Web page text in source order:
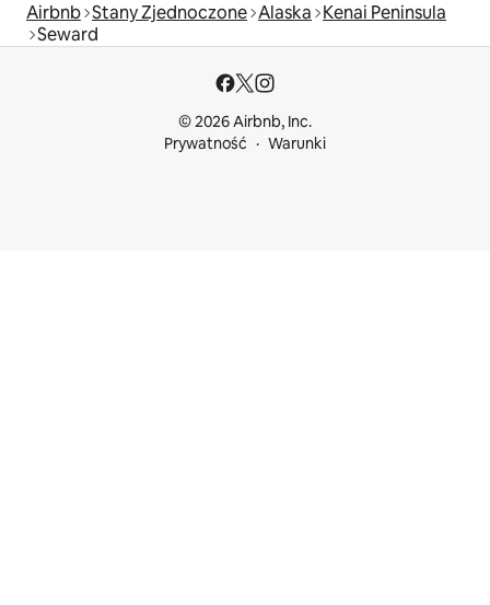
Airbnb Stany Zjednoczone Alaska Kenai Peninsula
Seward
© 2026 Airbnb, Inc.
Prywatność
Warunki